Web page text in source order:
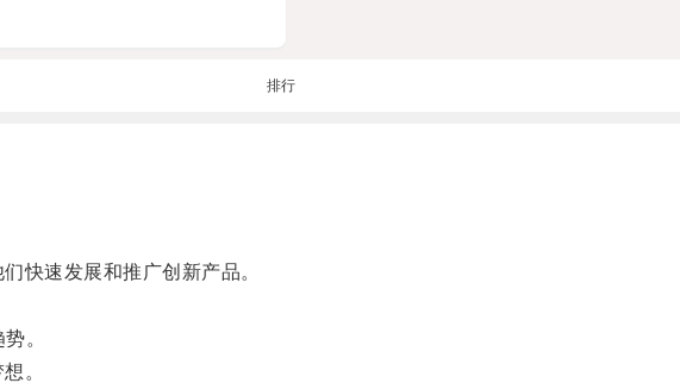
排行
快速发展和推广创新产品。
。
。